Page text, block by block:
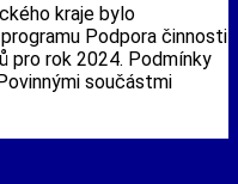
kraje bylo
Podpora činnosti
pro rok 2024. Podmínky
součástmi